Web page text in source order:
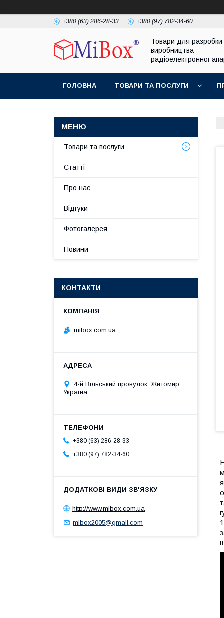
+380 (63) 286-28-33 +380 (97) 782-34-60
Товари для разробки
виробництва
радіоелектронної
ГОЛОВНА ТОВАРИ ТА ПОСЛУГИ
Товари та послуги
Статті
Про нас
Відгуки
Фотогалерея
Новини
КОНТАКТИ
mibox.com.ua
4-й Вільський провулок, Житомир,
Україна
+380 (63) 286-28-33
+380 (97) 782-34-60
http://www.mibox.com.ua
mibox2005@gmail.com